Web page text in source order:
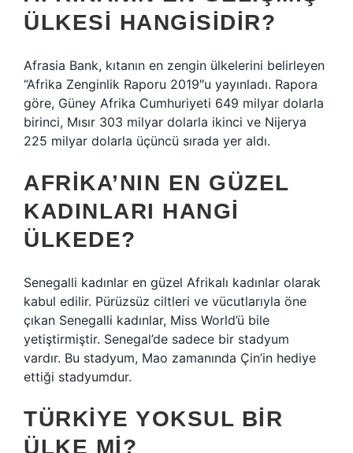
ÜLKESI HANGISIDIR?
Afrasia Bank, kıtanın en zengin ülkelerini belirleyen
“Afrika Zenginlik Raporu 2019″u yayınladı. Rapora
göre, Güney Afrika Cumhuriyeti 649 milyar dolarla
birinci, Mısır 303 milyar dolarla ikinci ve Nijerya
225 milyar dolarla üçüncü sırada yer aldı.
AFRIKA’NIN EN GÜZEL
KADINLARI HANGI
ÜLKEDE?
Senegalli kadınlar en güzel Afrikalı kadınlar olarak
kabul edilir. Pürüzsüz ciltleri ve vücutlarıyla öne
çıkan Senegalli kadınlar, Miss World’ü bile
yetiştirmiştir. Senegal’de sadece bir stadyum
vardır. Bu stadyum, Mao zamanında Çin’in hediye
ettiği stadyumdur.
TÜRKIYE YOKSUL BIR
ÜLKE MI?